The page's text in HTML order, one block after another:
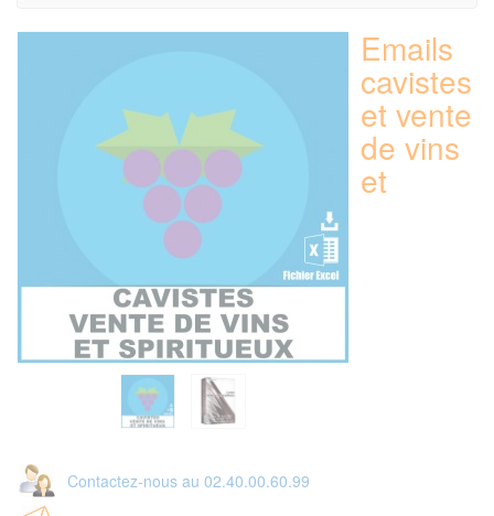
Contactez-nous au 02.40.00.60.99
Emails
cavistes
et vente
de vins
et